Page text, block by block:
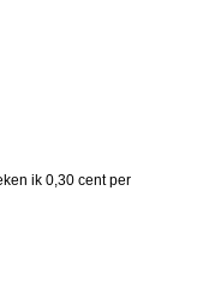
ik 0,30 cent per